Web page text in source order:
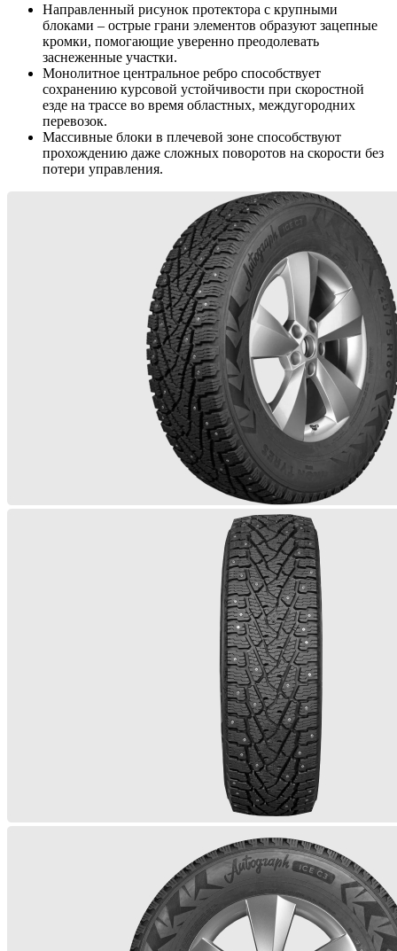
Направленный рисунок протектора с крупными
блоками – острые грани элементов образуют зацепные
кромки, помогающие уверенно преодолевать
заснеженные участки.
Монолитное центральное ребро способствует
сохранению курсовой устойчивости при скоростной
езде на трассе во время областных, междугородних
перевозок.
Массивные блоки в плечевой зоне способствуют
прохождению даже сложных поворотов на скорости без
потери управления.